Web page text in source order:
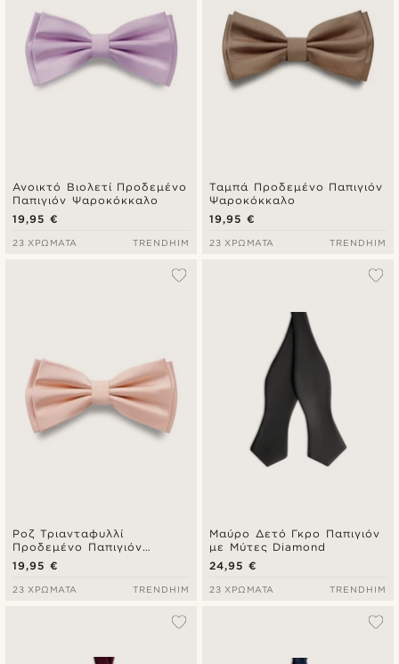
Ανοικτό Βιολετί Προδεμένο
Παπιγιόν Ψαροκόκκαλο
19,95 €
23 ΧΡΏΜΑΤΑ TRENDHIM
Ταμπά Προδεμένο Παπιγιόν
Ψαροκόκκαλο
19,95 €
23 ΧΡΏΜΑΤΑ TRENDHIM
Ροζ Τριανταφυλλί
Προδεμένο Παπιγιόν
Ψαροκόκκαλο
19,95 €
23 ΧΡΏΜΑΤΑ TRENDHIM
Μαύρο Δετό Γκρο Παπιγιόν
με Μύτες Diamond
24,95 €
23 ΧΡΏΜΑΤΑ TRENDHIM